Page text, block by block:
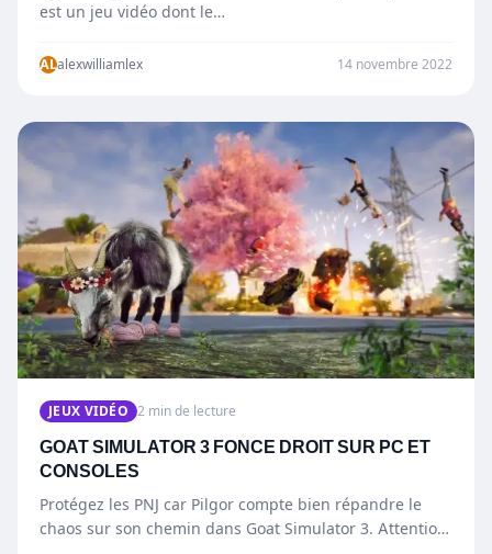
est un jeu vidéo dont le…
ALalexwilliamlex 14 novembre 2022
JEUX VIDÉO 2 min de lecture
GOAT SIMULATOR 3 FONCE DROIT SUR PC ET
CONSOLES
Protégez les PNJ car Pilgor compte bien répandre le
chaos sur son chemin dans Goat Simulator 3. Attention,